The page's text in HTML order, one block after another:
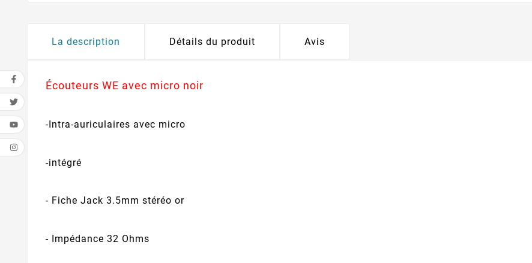
La description Détails du produit Avis
Écouteurs WE avec micro noir
-Intra-auriculaires avec micro
-intégré
- Fiche Jack 3.5mm stéréo or
- Impédance 32 Ohms